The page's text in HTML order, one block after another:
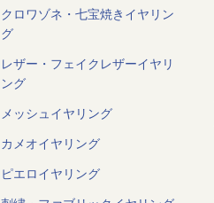
クロワゾネ・七宝焼きイヤリン
グ
レザー・フェイクレザーイヤリ
ング
メッシュイヤリング
カメオイヤリング
ピエロイヤリング